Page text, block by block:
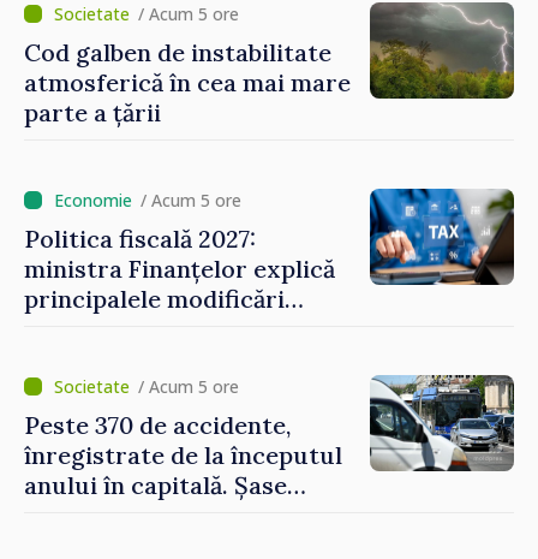
reparație vor fi efectuate în
regim prioritar
/ Acum 5 ore
Cod galben de instabilitate
atmosferică în cea mai mare
parte a țării
/ Acum 5 ore
Politica fiscală 2027:
ministra Finanțelor explică
principalele modificări
locale și rutiere
/ Acum 5 ore
Peste 370 de accidente,
înregistrate de la începutul
anului în capitală. Șase